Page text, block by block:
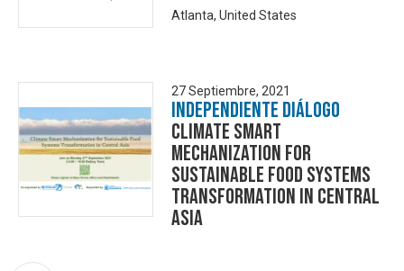
Atlanta, United States
27 Septiembre, 2021
Independiente Diálogo
Climate Smart
Mechanization for
Sustainable Food Systems
Transformation in Central
Asia